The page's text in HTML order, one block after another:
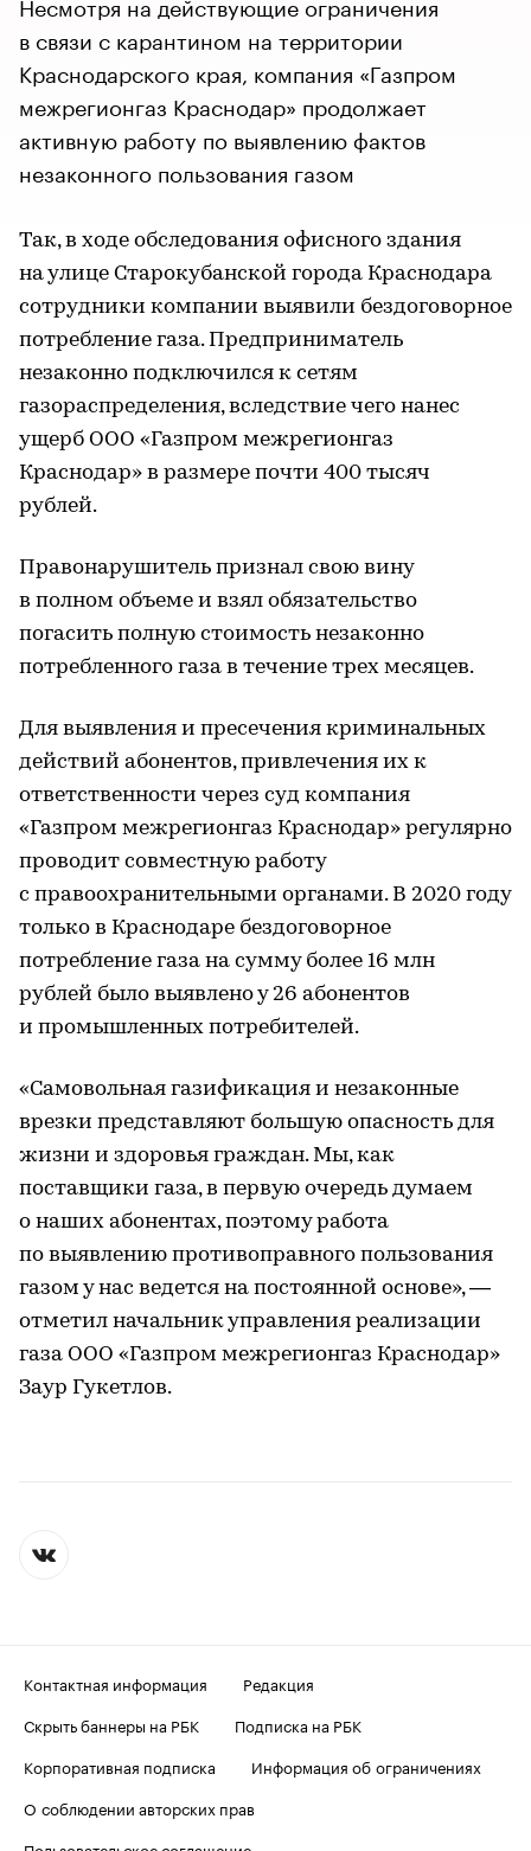
в связи с карантином на территории
Краснодарского края, компания «Газпром
межрегионгаз Краснодар» продолжает
активную работу по выявлению фактов
незаконного пользования газом
Так, в ходе обследования офисного здания
на улице Старокубанской города Краснодара
сотрудники компании выявили бездоговорное
потребление газа. Предприниматель
незаконно подключился к сетям
газораспределения, вследствие чего нанес
ущерб ООО «Газпром межрегионгаз
Краснодар» в размере почти 400 тысяч
рублей.
Правонарушитель признал свою вину
в полном объеме и взял обязательство
погасить полную стоимость незаконно
потребленного газа в течение трех месяцев.
Для выявления и пресечения криминальных
действий абонентов, привлечения их к
ответственности через суд компания
«Газпром межрегионгаз Краснодар» регулярно
проводит совместную работу
с правоохранительными органами. В 2020 году
только в Краснодаре бездоговорное
потребление газа на сумму более 16 млн
рублей было выявлено у 26 абонентов
и промышленных потребителей.
«Самовольная газификация и незаконные
врезки представляют большую опасность для
жизни и здоровья граждан. Мы, как
поставщики газа, в первую очередь думаем
о наших абонентах, поэтому работа
по выявлению противоправного пользования
газом у нас ведется на постоянной основе», —
отметил начальник управления реализации
газа ООО «Газпром межрегионгаз Краснодар»
Заур Гукетлов.
Контактная информация
Редакция
Скрыть баннеры на РБК
Подписка на РБК
Корпоративная подписка
Информация об ограничениях
О соблюдении авторских прав